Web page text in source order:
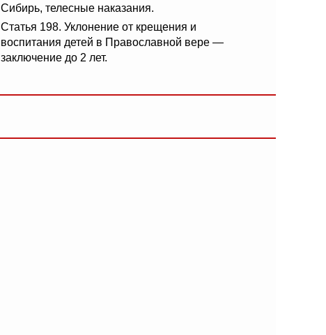
Сибирь, телесные наказания.
Статья 198. Уклонение от крещения и
воспитания детей в Православной вере —
заключение до 2 лет.